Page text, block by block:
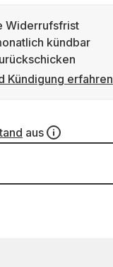
Widerrufsfrist
kündbar
Kündigung erfahren
aus